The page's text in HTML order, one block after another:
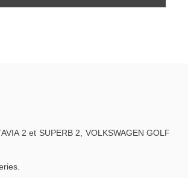
2 et SUPERB 2, VOLKSWAGEN GOLF